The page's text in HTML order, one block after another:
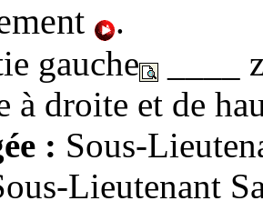
.
gauche
____
à droite et de
: Sous-
Lieutenant